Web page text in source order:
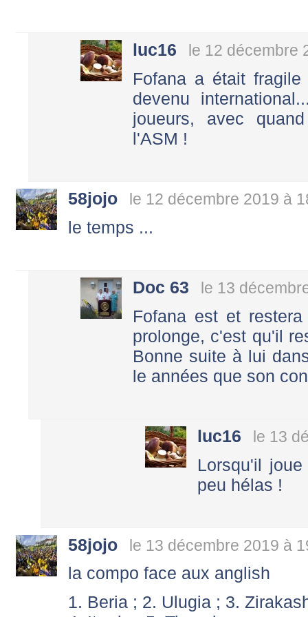
luc16 le 12 décembre
Fofana a était
devenu
joueurs, avec
l'ASM !
58jojo le 12 décembre 2019 à
le temps ...
Doc 63 le 13
Fofana est et
prolonge, c'est qu'il
Bonne suite à lui
le années que son
luc16 le 13
Lorsqu'il
peu hélas !
58jojo le 13 décembre 2019 à
la compo face aux anglish
1. Beria ; 2. Ulugia ; 3.